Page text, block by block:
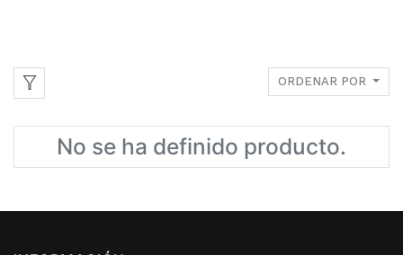
ORDENAR POR
No se ha definido producto.